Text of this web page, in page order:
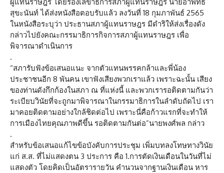
ผู้แทนราษฎร โดยรองเลขาธิการสภาผู้แทนราษฎร นายอาพัทธ์
สุขะนันท์ ได้ส่งหนังสือตอบรับแล้ว ลงวันที่ 18 กุมภาพันธ์ 2565
ในหนังสือระบุว่า ประธานสภาผู้แทนราษฎร มีดำริให้ส่งเรื่องดัง
กล่าวไปยังคณะกรรมาธิการกิจการสภาผู้แทนราษฎร เพื่อ
พิจารณาดำเนินการ
.
“สภารับฟังข้อเสนอแนะ จากตัวแทนพรรคกล้าและพี่น้อง
ประชาชนอีก 8 พันคน เขาฟังเสียงพวกเราแล้ว เพราะฉะนั้น เสียง
ของท่านดังกึกก้องในสภา ณ ที่แห่งนี้ และพวกเรารอติดตามกันว่า
ระเบียบวินัยที่จะถูกมาพิจารณาในกรรมาธิการในลำดับถัดไป เรา
มาคอยติดตามอย่างใกล้ชิดต่อไป เพราะนี่คือก้าวแรกที่จะทำให้
การเมืองไทยคุณภาพดีขึ้น รอติดตามกันต่อ”นายพงศ์พล กล่าว
.
สำหรับข้อเสนอแก้ไขข้อบังคับการประชุม เพิ่มบทลงโทษทางวินัย
แก่ ส.ส. ที่ไม่แสดงตน 3 ประการ คือ 1.การตัดเงินเดือนในวันที่ไม่
แสดงตัว โดยคิดเป็นอัตรารายวัน คำนวนจากฐานเงินเดือน หาร